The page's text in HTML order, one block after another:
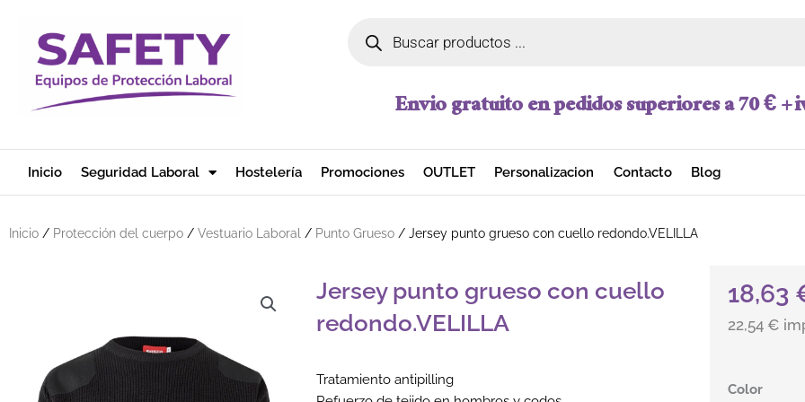
Envio gratuito en pedidos superiores a 70 € +
Inicio Seguridad Laboral Hostelería Promociones OUTLET Personalizacion Contacto Blog
Inicio / Protección del cuerpo / Vestuario Laboral / Punto Grueso / Jersey punto grueso con cuello redondo.VELILLA
Jersey punto grueso con cuello
redondo.VELILLA
Tratamiento antipilling
18,63
22,54 €
Color
Jersey